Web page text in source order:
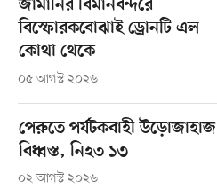
জার্মানির বিমানবন্দরে
বিস্ফোরকবোঝাই ড্রোনটি এল
কোথা থেকে
০৫ আগস্ট ২০২৬
পেরুতে পর্যটকবাহী উড়োজাহাজ
বিধ্বস্ত, নিহত ১৩
০২ আগস্ট ২০২৬